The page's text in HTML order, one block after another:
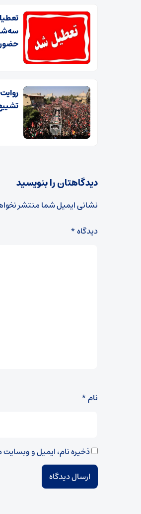
حضور
دیدگاهتان را بنویسید
نشانی ایمیل شما منتشر
دیدگاه*
نام*
ذخیره نام، ایمیل و